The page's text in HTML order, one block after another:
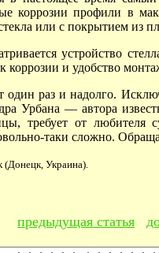
коррозии профили в
или с покрытием из
устройство
коррозии и удобство
один раз и надолго.
Урбана —автора
требует от
таки сложно.
Украина).
предыдущая статья